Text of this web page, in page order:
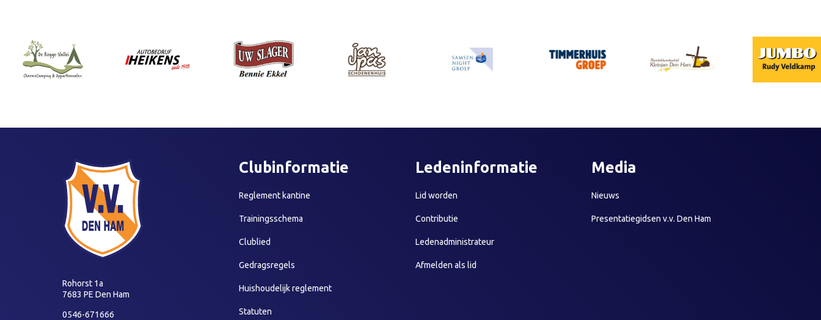
Rohorst 1a
7683 PE Den Ham
0546-671666
Clubinformatie
Reglement kantine
Trainingsschema
Clublied
Gedragsregels
Huishoudelijk reglement
Statuten
Ledeninformatie
Lid worden
Contributie
Ledenadministrateur
Afmelden als lid
Media
Nieuws
Presentatiegidsen v.v. Den Ham